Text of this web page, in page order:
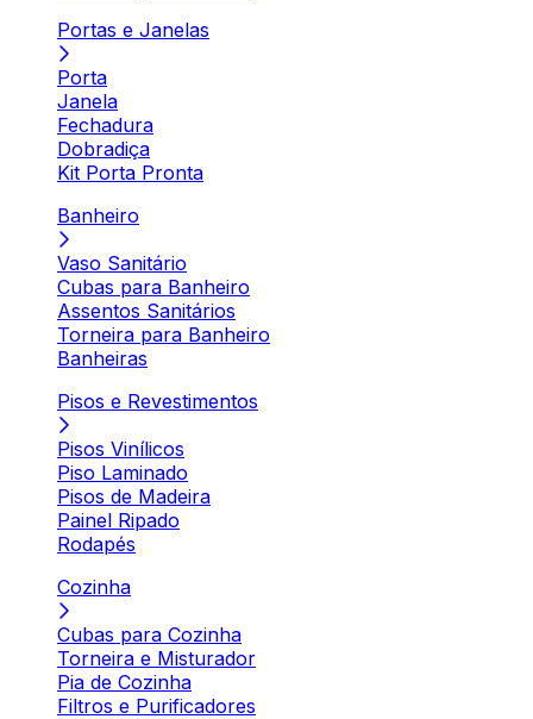
Portas e Janelas
Porta
Janela
Fechadura
Dobradiça
Kit Porta Pronta
Banheiro
Vaso Sanitário
Cubas para Banheiro
Assentos Sanitários
Torneira para Banheiro
Banheiras
Pisos e Revestimentos
Pisos Vinílicos
Piso Laminado
Pisos de Madeira
Painel Ripado
Rodapés
Cozinha
Cubas para Cozinha
Torneira e Misturador
Pia de Cozinha
Filtros e Purificadores